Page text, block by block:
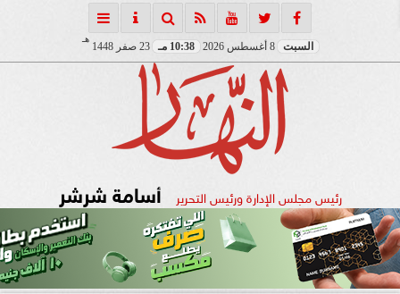
السبت 8 أغسطس 2026 10:38 مـ 23 صفر 1448
هـ
رئيس مجلس الإدارة ورئيس التحرير أسامة شرشر